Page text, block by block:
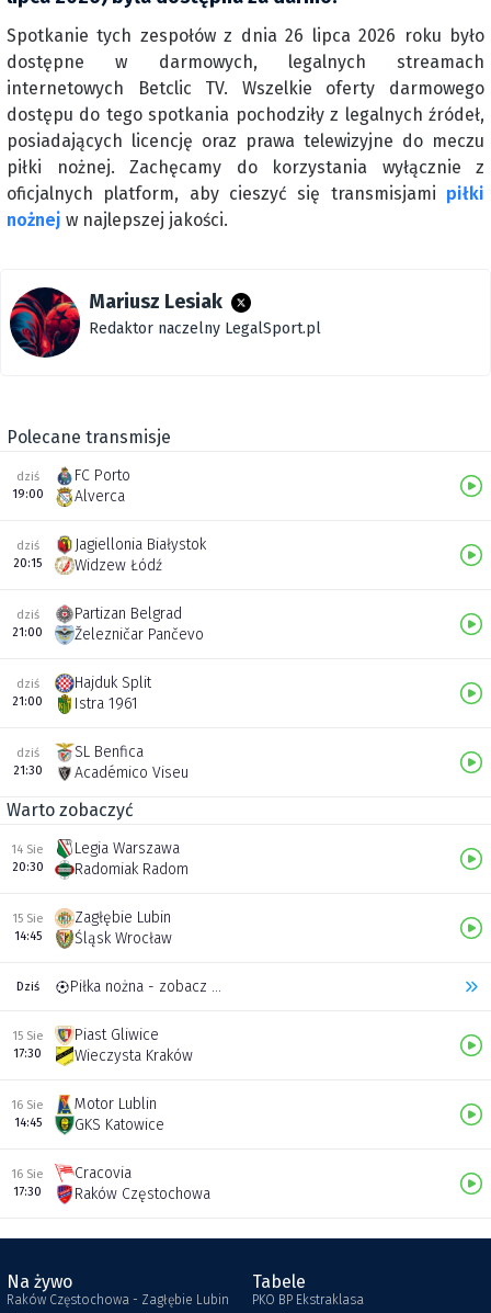
Spotkanie tych zespołów z dnia 26 lipca 2026 roku było
dostępne w darmowych, legalnych streamach
internetowych Betclic TV. Wszelkie oferty darmowego
dostępu do tego spotkania pochodziły z legalnych źródeł,
posiadających licencję oraz prawa telewizyjne do meczu
piłki nożnej. Zachęcamy do korzystania wyłącznie z
oficjalnych platform, aby cieszyć się transmisjami piłki
nożnej w najlepszej jakości.
Mariusz Lesiak
Redaktor naczelny LegalSport.pl
Polecane transmisje
dziś
19:00
FC Porto
Alverca
dziś
20:15
Jagiellonia Białystok
Widzew Łódź
dziś
21:00
Partizan Belgrad
Železničar Pančevo
dziś
21:00
Hajduk Split
Istra 1961
dziś
21:30
SL Benfica
Académico Viseu
Warto zobaczyć
14 Sie
20:30
Legia Warszawa
Radomiak Radom
15 Sie
14:45
Zagłębie Lubin
Śląsk Wrocław
Dziś Piłka nożna - zobacz inne transmisje
15 Sie
17:30
Piast Gliwice
Wieczysta Kraków
16 Sie
14:45
Motor Lublin
GKS Katowice
16 Sie
17:30
Cracovia
Raków Częstochowa
Na żywo
Raków Częstochowa - Zagłębie Lubin
Tabele
PKO BP Ekstraklasa